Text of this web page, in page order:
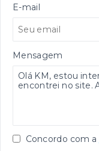
E-mail
Mensagem
Concordo com a